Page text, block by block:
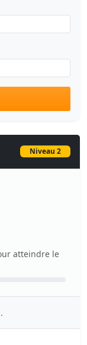
Niveau 2
atteindre le